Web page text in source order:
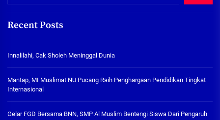
Recent Posts
Innalilahi, Cak Sholeh Meninggal Dunia
Mantap, MI Muslimat NU Pucang Raih Penghargaan Pendidikan Tingkat
Internasional
Gelar FGD Bersama BNN, SMP Al Muslim Bentengi Siswa Dari Pengaruh